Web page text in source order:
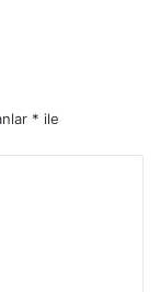
* ile